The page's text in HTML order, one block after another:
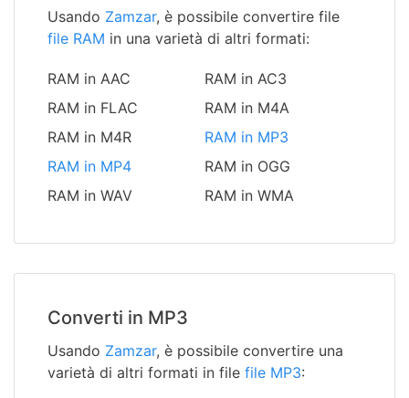
Usando Zamzar, è possibile convertire file
file RAM in una varietà di altri formati:
RAM in AAC
RAM in AC3
RAM in FLAC
RAM in M4A
RAM in M4R
RAM in MP3
RAM in MP4
RAM in OGG
RAM in WAV
RAM in WMA
Converti in MP3
Usando Zamzar, è possibile convertire una
varietà di altri formati in file file MP3: